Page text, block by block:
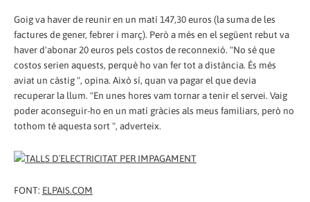
Goig va haver de reunir en un matí 147,30 euros (la suma de les
factures de gener, febrer i març). Però a més en el següent rebut va
haver d'abonar 20 euros pels costos de reconnexió. "No sé que
costos serien aquests, perquè ho van fer tot a distància. És més
aviat un càstig ", opina. Això sí, quan va pagar el que devia
recuperar la llum. "En unes hores vam tornar a tenir el servei. Vaig
poder aconseguir-ho en un matí gràcies als meus familiars, però no
tothom té aquesta sort ", adverteix.
FONT: ELPAIS.COM